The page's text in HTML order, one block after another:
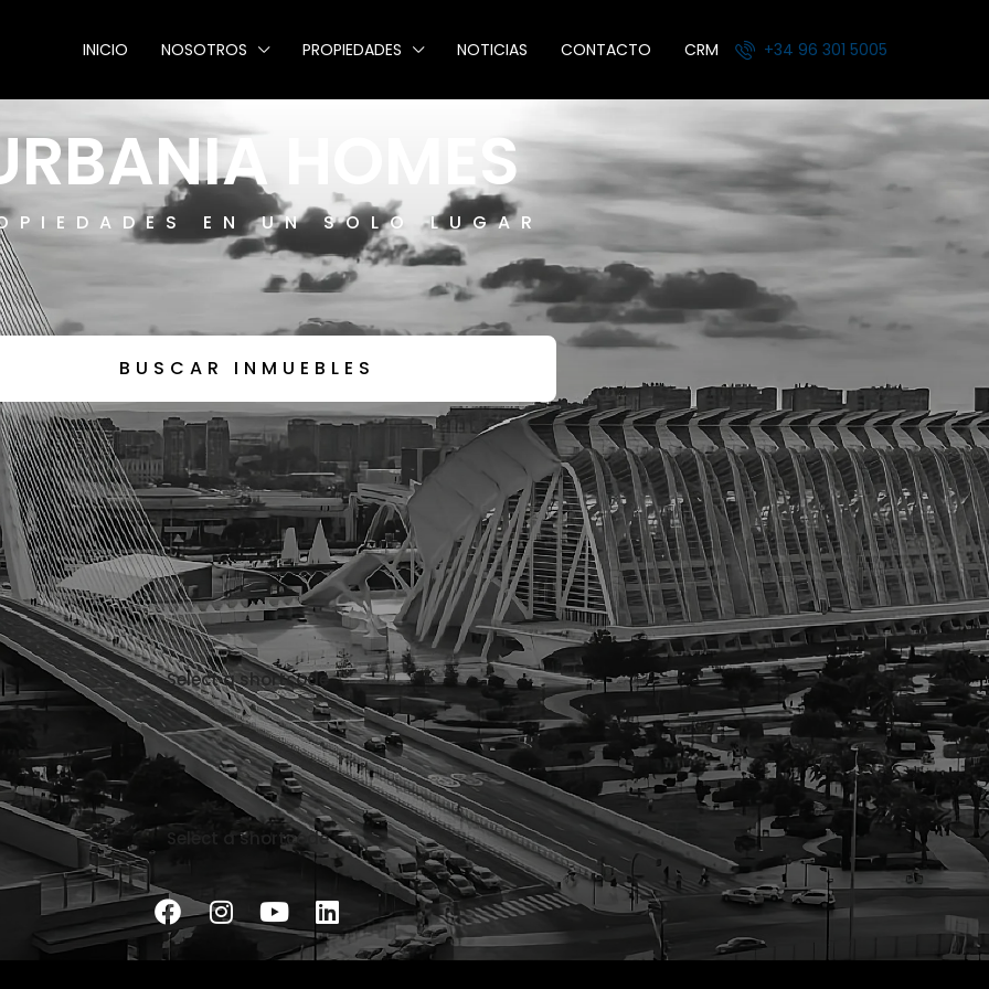
INICIO NOSOTROS PROPIEDADES NOTICIAS CONTACTO CRM +34 96 301 5005
HOMES
EN UN SOLO LUGAR
BUSCAR INMUEBLES
Select a shortcode
Select a shortcode